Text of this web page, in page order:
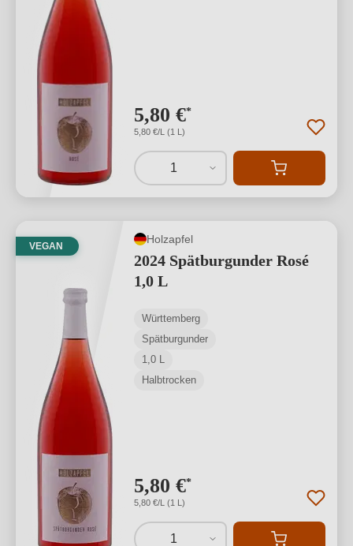
5,80 €*
5,80 €/L (1 L)
1
VEGAN
Holzapfel
2024 Spätburgunder Rosé
1,0 L
Württemberg
Spätburgunder
1,0 L
Halbtrocken
5,80 €*
5,80 €/L (1 L)
1